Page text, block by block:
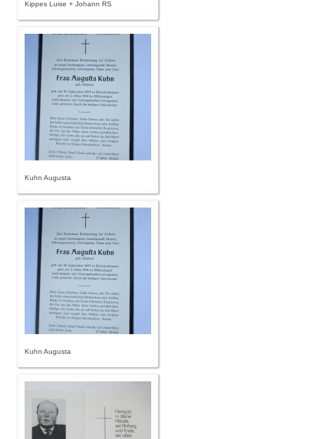
Kippes Luise + Johann RS
Kuhn Augusta
Kuhn Augusta